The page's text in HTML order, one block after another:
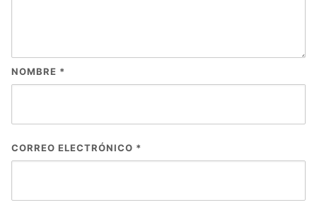
NOMBRE *
CORREO ELECTRÓNICO *